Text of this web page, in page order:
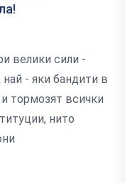
велики сили -
- яки бандити в
тормозят всички
нито